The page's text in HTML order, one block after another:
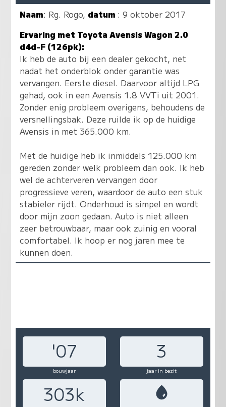
Naam: Rg. Rogo, datum : 9 oktober 2017
Ervaring met Toyota Avensis Wagon 2.0
d4d-F (126pk):
Ik heb de auto bij een dealer gekocht, net
nadat het onderblok onder garantie was
vervangen. Eerste diesel. Daarvoor altijd LPG
gehad, ook in een Avensis 1.8 VVTi uit 2001.
Zonder enig probleem overigens, behoudens de
versnellingsbak. Deze ruilde ik op de huidige
Avensis in met 365.000 km.
Met de huidige heb ik inmiddels 125.000 km
gereden zonder welk probleem dan ook. Ik heb
wel de achterveren vervangen door
progressieve veren, waardoor de auto een stuk
stabieler rijdt. Onderhoud is simpel en wordt
door mijn zoon gedaan. Auto is niet alleen
zeer betrouwbaar, maar ook zuinig en vooral
comfortabel. Ik hoop er nog jaren mee te
kunnen doen.
'07 3
bouwjaar jaar in bezit
303k